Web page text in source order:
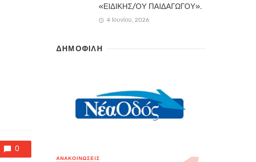
0
«ΕΙΔΙΚΗΣ/ΟΥ ΠΑΙΔΑΓΩΓΟΥ».
4 Ιουνίου, 2026
ΔΗΜΟΦΙΛΗ
ΑΝΑΚΟΙΝΏΣΕΙΣ